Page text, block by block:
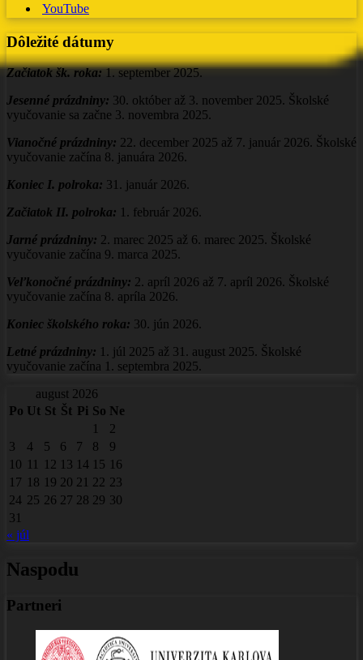
YouTube
Dôležité dátumy
Začiatok šk. roka:1. september 2025.
Jesenné prázdniny: 30. október až 3. november 2025. Školské
vyučovanie sa začne 3. novembra 2025.
Vianočné prázdniny: 22. december 2025 až 7. január 2026. Školské
vyučovanie začína 8. januára 2026.
Koniec I. polroka: 31. január 2026.
Začiatok II. polroka: 1. február 2026.
Jarné prázdniny: 2. marec 2025 až 6. marec 2025. Školské
vyučovanie začína 9. marca 2025.
Veľkonočné prázdniny: 2. apríl 2026 až 7. apríl 2026. Školské
vyučovanie začína 8. apríla 2026.
Koniec školského roka: 30. jún 2026.
Letné prázdniny: 1. júl 2025 až 31. august 2025. Školské
vyučovanie začína 1. septembra 2025.
august 2026
Po Ut St Št Pi So Ne
1
2
3
4 5 6 7 8
9
10
11 12 13 14 15 16
17
18 19 20 21 22 23
24 25 26 27 28 29 30
31
« júl
Naspodu
Partneri